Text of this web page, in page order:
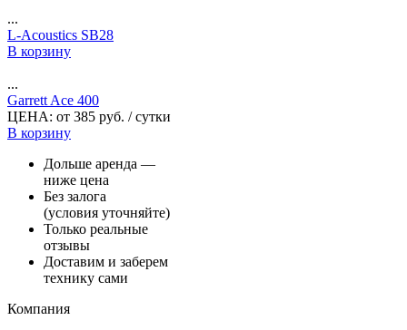
...
L-Acoustics SB28
В корзину
...
Garrett Ace 400
ЦЕНА: от 385 руб. / сутки
В корзину
Дольше аренда —
ниже цена
Без залога
(условия уточняйте)
Только реальные
отзывы
Доставим и заберем
технику сами
Компания